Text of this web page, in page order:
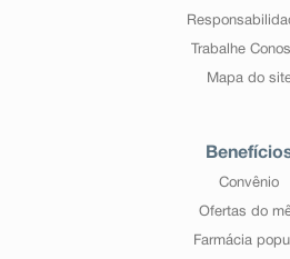
Trabalhe
Mapa do
Convênio
Ofertas do
Farmácia